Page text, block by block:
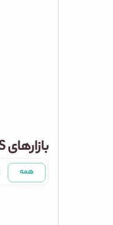
بازارهای ATOM3S
همه